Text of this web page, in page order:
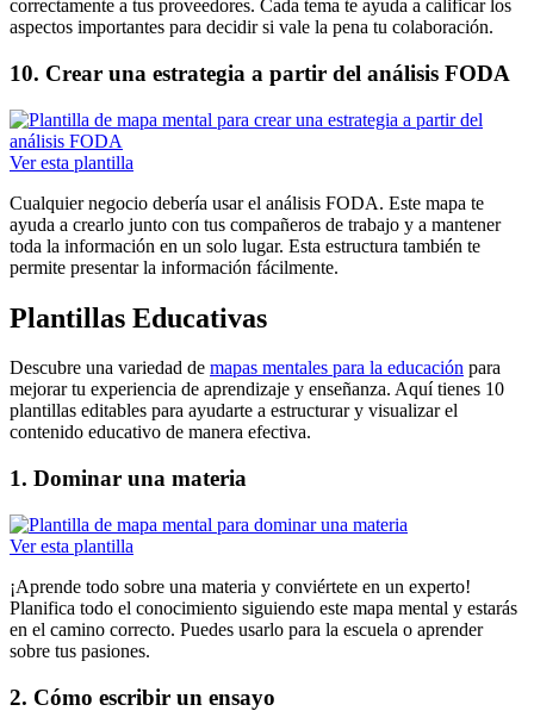
correctamente a tus proveedores. Cada tema te ayuda a calificar los
aspectos importantes para decidir si vale la pena tu colaboración.
10. Crear una estrategia a partir del análisis FODA
Ver esta plantilla
Cualquier negocio debería usar el análisis FODA. Este mapa te
ayuda a crearlo junto con tus compañeros de trabajo y a mantener
toda la información en un solo lugar. Esta estructura también te
permite presentar la información fácilmente.
Plantillas Educativas
Descubre una variedad de mapas mentales para la educación para
mejorar tu experiencia de aprendizaje y enseñanza. Aquí tienes 10
plantillas editables para ayudarte a estructurar y visualizar el
contenido educativo de manera efectiva.
1. Dominar una materia
Ver esta plantilla
¡Aprende todo sobre una materia y conviértete en un experto!
Planifica todo el conocimiento siguiendo este mapa mental y estarás
en el camino correcto. Puedes usarlo para la escuela o aprender
sobre tus pasiones.
2. Cómo escribir un ensayo